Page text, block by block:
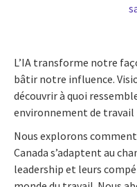
L’IA transforme notre
bâtir notre influence.
découvrir à quoi
environnement de travail
Nous explorons
Canada s’adaptent au
leadership et leurs